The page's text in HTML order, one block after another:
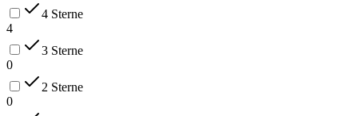
4 Sterne
4
3 Sterne
0
2 Sterne
0